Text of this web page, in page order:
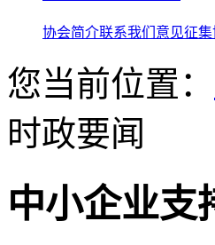
协会简介联系我们 意见征集
您当前位置：
时政要闻
中小企业支